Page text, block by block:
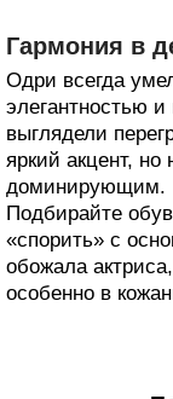
Гармония в
Одри всегда
элегантностью
выглядели
яркий акцент, но
доминирующим.
Подбирайте
«спорить» с
обожала
особенно в